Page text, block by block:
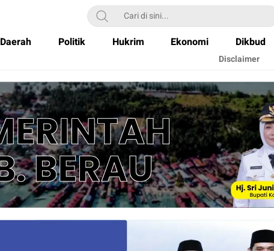
Daerah Politik Hukrim Ekonomi Dikbud
Disclaimer